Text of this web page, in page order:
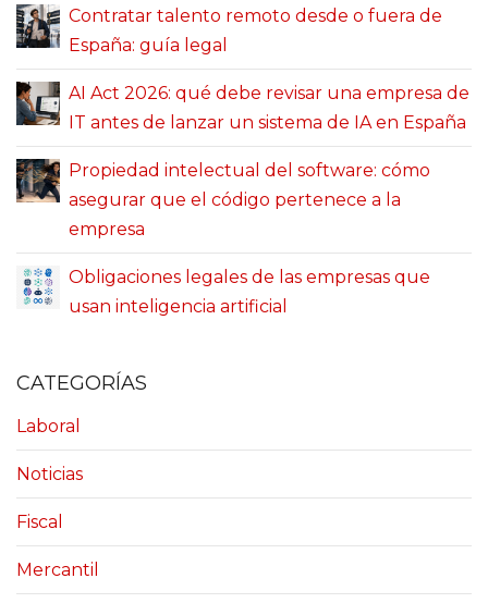
Contratar talento remoto desde o fuera de
España: guía legal
AI Act 2026: qué debe revisar una empresa de
IT antes de lanzar un sistema de IA en España
Propiedad intelectual del software: cómo
asegurar que el código pertenece a la
empresa
Obligaciones legales de las empresas que
usan inteligencia artificial
CATEGORÍAS
Laboral
Noticias
Fiscal
Mercantil